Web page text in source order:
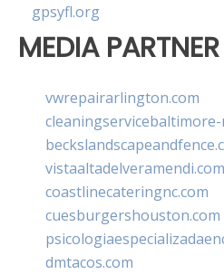
gpsyfl.org
MEDIA
vwrepairarlington.com
cleaningservicebaltimore-
vistaaltadelveramendi.com
coastlinecateringnc.com
cuesburgershouston.com
dmtacos.com